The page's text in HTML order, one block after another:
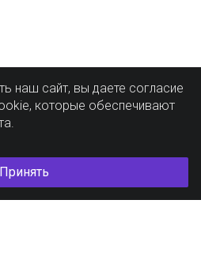
наш сайт, вы даете согласие
которые обеспечивают
Принять